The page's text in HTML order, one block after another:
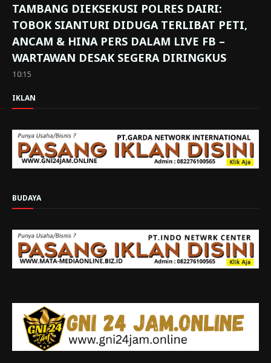
TAMBANG DIEKSEKUSI POLRES DAIRI:
TOBOK SIANTURI DIDUGA TERLIBAT PETI,
ANCAM & HINA PERS DALAM LIVE FB –
WARTAWAN DESAK SEGERA DIRINGKUS
10:15
IKLAN
BUDAYA